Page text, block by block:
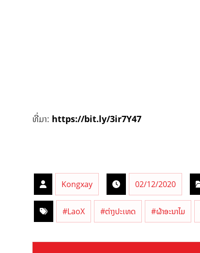
ທີ່ມາ: https://bit.ly/3ir7Y47
Kongxay 02/12/2020
#LaoX #ຕ່າງປະເທດ #ຜ້າອະນາໄມ